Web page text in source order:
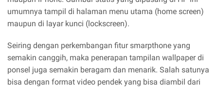
umumnya tampil di halaman menu utama (home screen)
maupun di layar kunci (lockscreen).
Seiring dengan perkembangan fitur smarpthone yang
semakin canggih, maka penerapan tampilan wallpaper di
ponsel juga semakin beragam dan menarik. Salah satunya
bisa dengan format video pendek yang bisa diambil dari